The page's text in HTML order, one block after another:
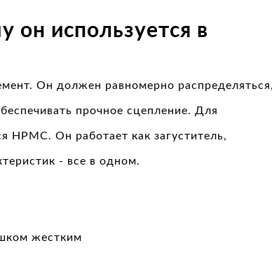
он используется в
Он должен равномерно распределяться,
прочное сцепление. Для
HPMC. Он работает как загуститель,
- все в одном.
жестким